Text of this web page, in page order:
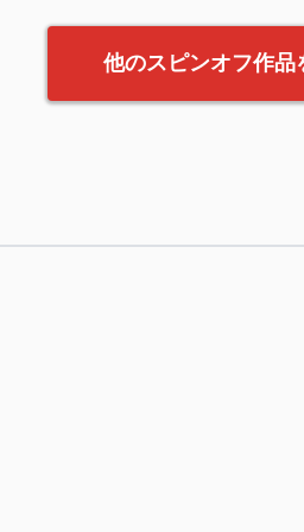
他のスピンオフ作品